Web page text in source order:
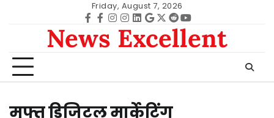
Friday, August 7, 2026
Facebook
facebook
Instagram
instagram
Linkedin
google
Twitter
redditYoutube
News Excellent
मुफ्त डिजिटल मार्केटिंग